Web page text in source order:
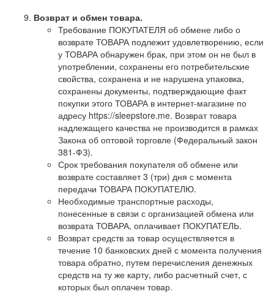
Возврат и обмен товара.
Требование ПОКУПАТЕЛЯ об обмене либо о
возврате ТОВАРА подлежит удовлетворению, если
у ТОВАРА обнаружен брак, при этом он не был в
употреблении, сохранены его потребительские
свойства, сохранена и не нарушена упаковка,
сохранены документы, подтверждающие факт
покупки этого ТОВАРА в интернет-магазине по
адресу https://sleepstore.me. Возврат товара
надлежащего качества не производится в рамках
Закона об оптовой торговле (Федеральный закон
381-ФЗ).
Срок требования покупателя об обмене или
возврате составляет 3 (три) дня с момента
передачи ТОВАРА ПОКУПАТЕЛЮ.
Необходимые транспортные расходы,
понесенные в связи с организацией обмена или
возврата ТОВАРА, оплачивает ПОКУПАТЕЛЬ.
Возврат средств за товар осуществляется в
течение 10 банковских дней с момента получения
товара обратно, путем перечисления денежных
средств на ту же карту, либо расчетный счет, с
которых был оплачен товар.